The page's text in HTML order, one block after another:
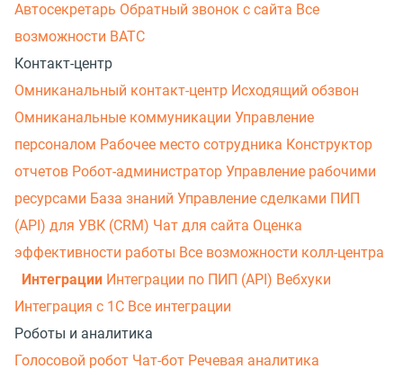
Автосекретарь Обратный звонок с сайта Все
возможности ВАТС
Контакт-центр
Омниканальный контакт-центр Исходящий обзвон
Омниканальные коммуникации Управление
персоналом Рабочее место сотрудника Конструктор
отчетов Робот-администратор Управление рабочими
ресурсами База знаний Управление сделками ПИП
(API) для УВК (CRM) Чат для сайта Оценка
эффективности работы Все возможности колл-центра
Интеграции Интеграции по ПИП (API) Вебхуки
Интеграция с 1С Все интеграции
Роботы и аналитика
Голосовой робот Чат-бот Речевая аналитика